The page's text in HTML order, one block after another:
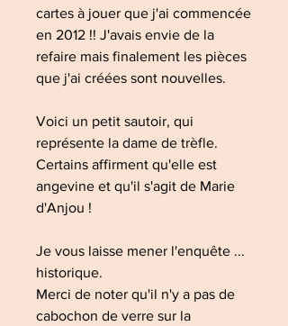
cartes à jouer que j'ai commencée
en 2012 !! J'avais envie de la
refaire mais finalement les pièces
que j'ai créées sont nouvelles.
Voici un petit sautoir, qui
représente la dame de trèfle.
Certains affirment qu'elle est
angevine et qu'il s'agit de Marie
d'Anjou !
Je vous laisse mener l'enquête ...
historique.
Merci de noter qu'il n'y a pas de
cabochon de verre sur la